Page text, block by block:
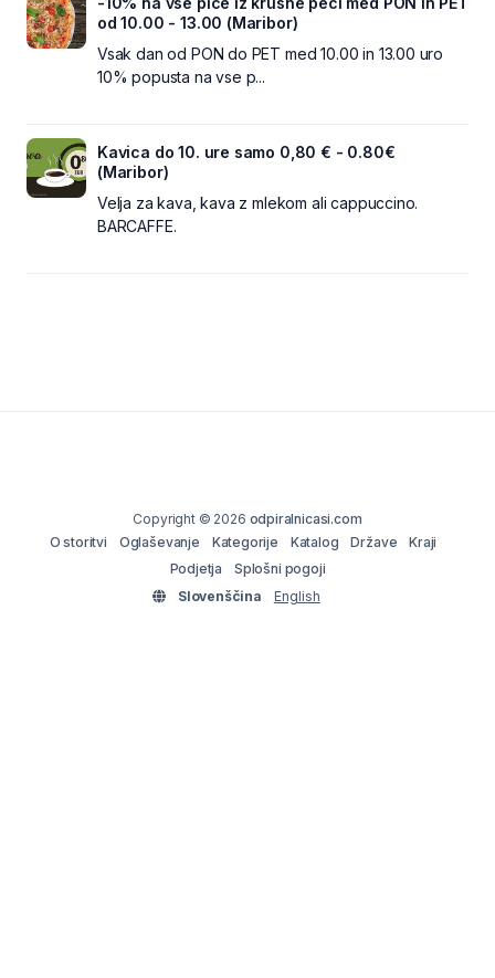
od 10.00 - 13.00 (Maribor)
Vsak dan od PON do PET med 10.00 in 13.00 uro
10% popusta na vse p...
Kavica do 10. ure samo 0,80 € - 0.80€
(Maribor)
Velja za kava, kava z mlekom ali cappuccino.
BARCAFFE.
Copyright © 2026 odpiralnicasi.com
O storitvi
Oglaševanje Kategorije Katalog Države
Kraji
Podjetja
Splošni pogoji
Slovenščina
English